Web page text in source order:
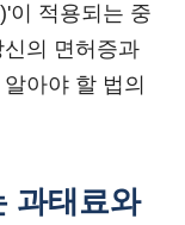
이 적용되는 중
의 면허증과
아야 할 법의
과태료와